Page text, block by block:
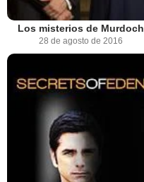
Los misterios de Murdoch
28 de agosto de 2016